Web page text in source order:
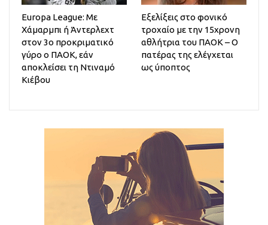
Europa League: Με
Χάμαρμπι ή Άντερλεχτ
στον 3ο προκριματικό
γύρο ο ΠΑΟΚ, εάν
αποκλείσει τη Ντιναμό
Κιέβου
Εξελίξεις στο φονικό
τροχαίο με την 15χρονη
αθλήτρια του ΠΑΟΚ – Ο
πατέρας της ελέγχεται
ως ύποπτος